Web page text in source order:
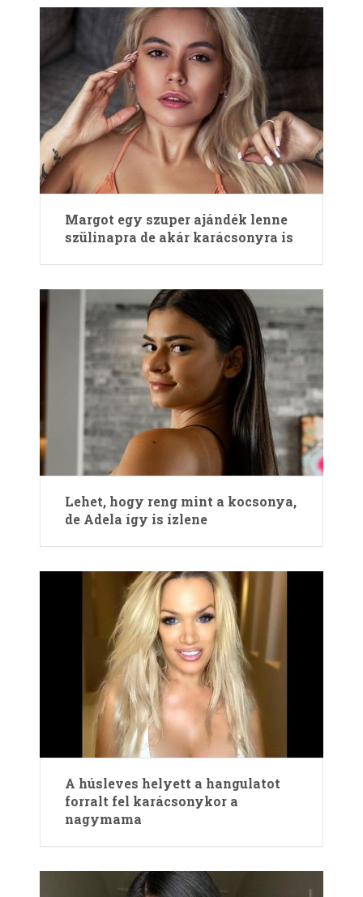
Margot egy szuper ajándék lenne
szülinapra de akár karácsonyra is
Lehet, hogy reng mint a kocsonya,
de Adela így is ízlene
A húsleves helyett a hangulatot
forralt fel karácsonykor a
nagymama